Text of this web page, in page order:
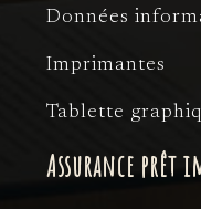
Données
Imprimantes
Tablette
Assurance prêt